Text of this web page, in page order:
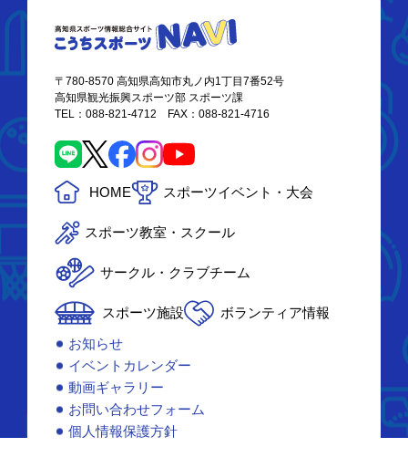
〒780-8570 高知県高知市丸ノ内1丁目7番52号
高知県観光振興スポーツ部 スポーツ課
TEL：088-821-4712 FAX：088-821-4716
HOME スポーツイベント・大会
スポーツ教室・スクール
サークル・クラブチーム
スポーツ施設
ボランティア情報
お知らせ
イベントカレンダー
動画ギャラリー
お問い合わせフォーム
個人情報保護方針